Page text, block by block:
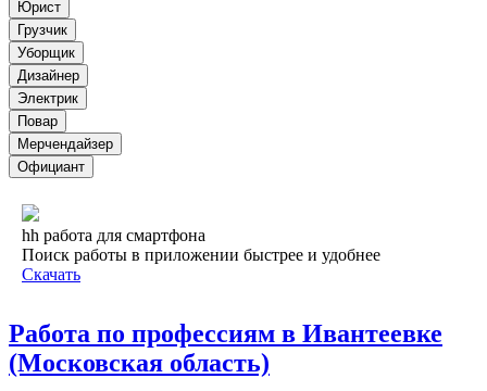
Юрист
Грузчик
Уборщик
Дизайнер
Электрик
Повар
Мерчендайзер
Официант
hh работа для смартфона
Поиск работы в приложении быстрее и удобнее
Скачать
Работа по профессиям в Ивантеевке
(Московская область)